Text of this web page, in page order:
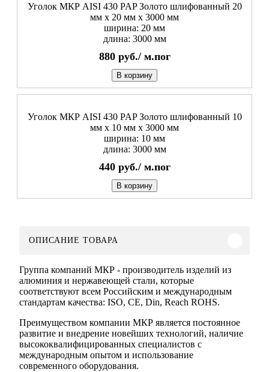
Уголок МКР AISI 430 PAP Золото шлифованный 20
мм x 20 мм х 3000 мм
ширина: 20 мм
длина: 3000 мм
880 руб./ м.пог
В корзину
Уголок МКР AISI 430 PAP Золото шлифованный 10
мм x 10 мм х 3000 мм
ширина: 10 мм
длина: 3000 мм
440 руб./ м.пог
В корзину
ОПИСАНИЕ ТОВАРА
Группа компаний МКР - производитель изделий из
алюминия и нержавеющей стали, которые
соответствуют всем Российским и международным
стандартам качества: ISO, CE, Din, Reach ROHS.
Преимуществом компании МКР является постоянное
развитие и внедрение новейших технологий, наличие
высококвалифицированных специалистов с
международным опытом и использование
современного оборудования.